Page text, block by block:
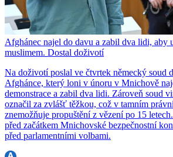
Afghánec najel do davu a zabil dva lidi, aby
muslimem. Dostal doživotí
Na doživotí poslal ve čtvrtek německý soud
Afghánce, který loni v únoru v Mnichově
demonstrace a zabil dva lidi. Zároveň soud
označil za zvlášť těžkou, což v tamním
znemožňuje propuštění z vězení po 15
před začátkem Mnichovské bezpečnostní
před parlamentními volbami.